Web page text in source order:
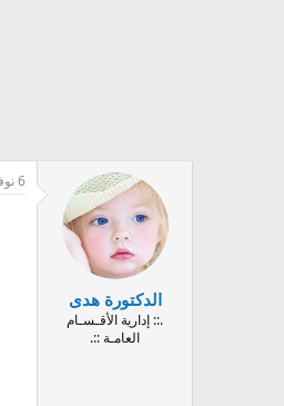
الدكتورة هدى
.:: إدارية الأقـسـام
العامـة ::.
6 نوفمبر 2017